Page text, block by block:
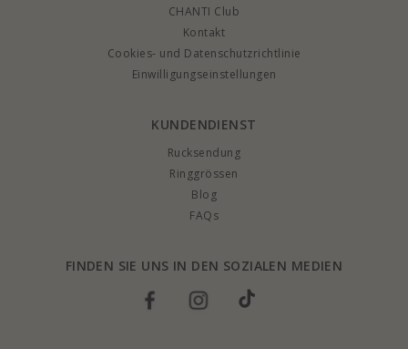
CHANTI Club
Kontakt
Cookies- und Datenschutzrichtlinie
Einwilligungseinstellungen
KUNDENDIENST
Rucksendung
Ringgrössen
Blog
FAQs
FINDEN SIE UNS IN DEN SOZIALEN MEDIEN